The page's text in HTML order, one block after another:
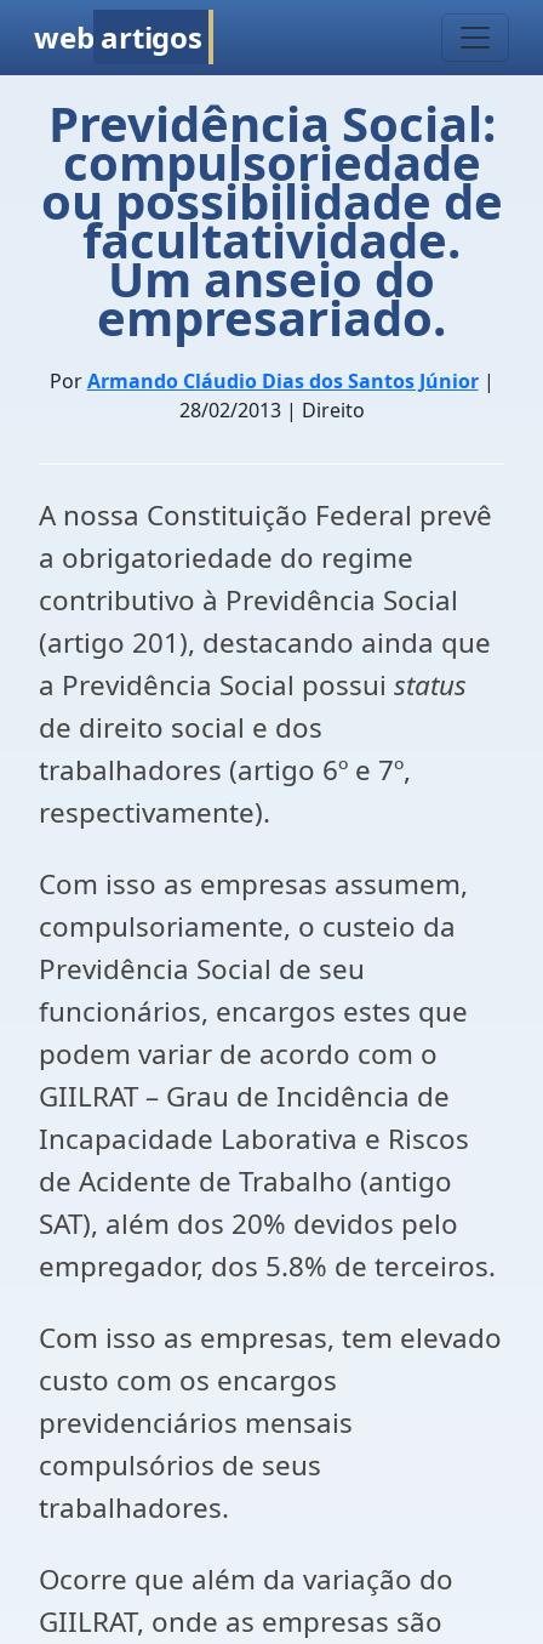
web artigos
Previdência Social:
compulsoriedade
ou possibilidade de
facultatividade.
Um anseio do
empresariado.
PorArmando Cláudio Dias dos Santos Júnior|
28/02/2013 | Direito
A nossa Constituição Federal prevê
a obrigatoriedade do regime
contributivo à Previdência Social
(artigo 201), destacando ainda que
a Previdência Social possui status
de direito social e dos
trabalhadores (artigo 6º e 7º,
respectivamente).
Com isso as empresas assumem,
compulsoriamente, o custeio da
Previdência Social de seu
funcionários, encargos estes que
podem variar de acordo com o
GIILRAT – Grau de Incidência de
Incapacidade Laborativa e Riscos
de Acidente de Trabalho (antigo
SAT), além dos 20% devidos pelo
empregador, dos 5.8% de terceiros.
Com isso as empresas, tem elevado
custo com os encargos
previdenciários mensais
compulsórios de seus
trabalhadores.
Ocorre que além da variação do
GIILRAT, onde as empresas são